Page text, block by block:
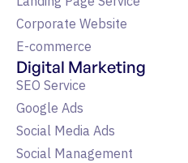
Corporate Website
E-commerce
Digital Marketing
SEO Service
Google Ads
Social Media Ads
Social Management